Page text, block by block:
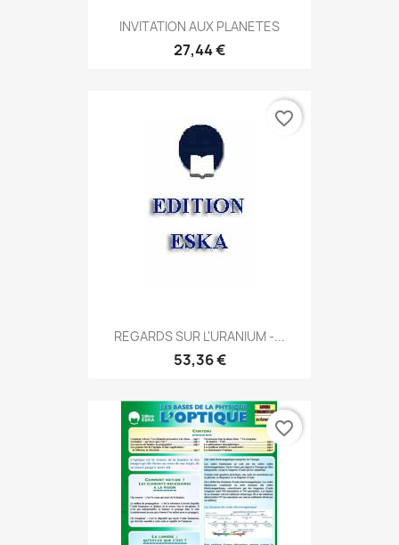
INVITATION AUX PLANETES
27,44 €
REGARDS SUR L'URANIUM -...
53,36 €
favorite_border
favorite_border